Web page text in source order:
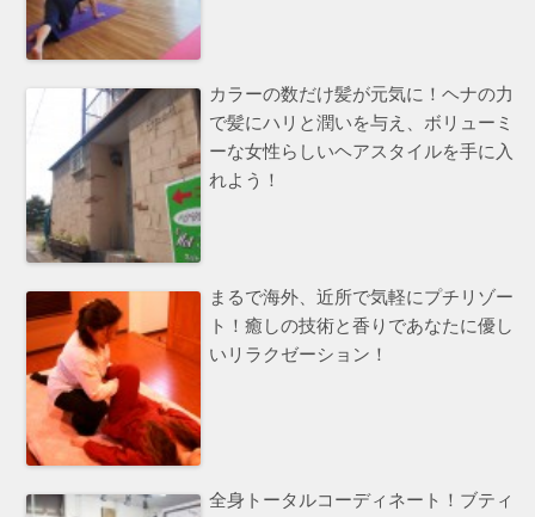
カラーの数だけ髪が元気に！ヘナの力
で髪にハリと潤いを与え、ボリューミ
ーな女性らしいヘアスタイルを手に入
れよう！
まるで海外、近所で気軽にプチリゾー
ト！癒しの技術と香りであなたに優し
いリラクゼーション！
全身トータルコーディネート！ブティ